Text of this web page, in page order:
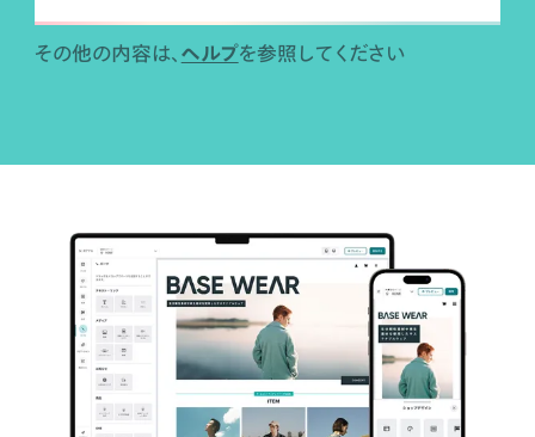
その他の内容は、 ヘルプを参照してください